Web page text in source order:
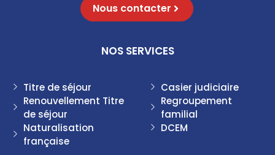
Nous contacter
NOS SERVICES
Titre de séjour
Renouvellement Titre
de séjour
Naturalisation
française
Casier judiciaire
Regroupement
familial
DCEM